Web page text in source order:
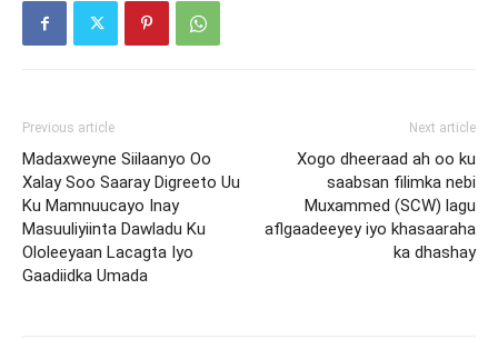
Previous article
Madaxweyne Siilaanyo Oo
Xalay Soo Saaray Digreeto Uu
Ku Mamnuucayo Inay
Masuuliyiinta Dawladu Ku
Ololeeyaan Lacagta Iyo
Gaadiidka Umada
Next article
Xogo dheeraad ah oo ku
saabsan filimka nebi
Muxammed (SCW) lagu
aflgaadeeyey iyo khasaaraha
ka dhashay